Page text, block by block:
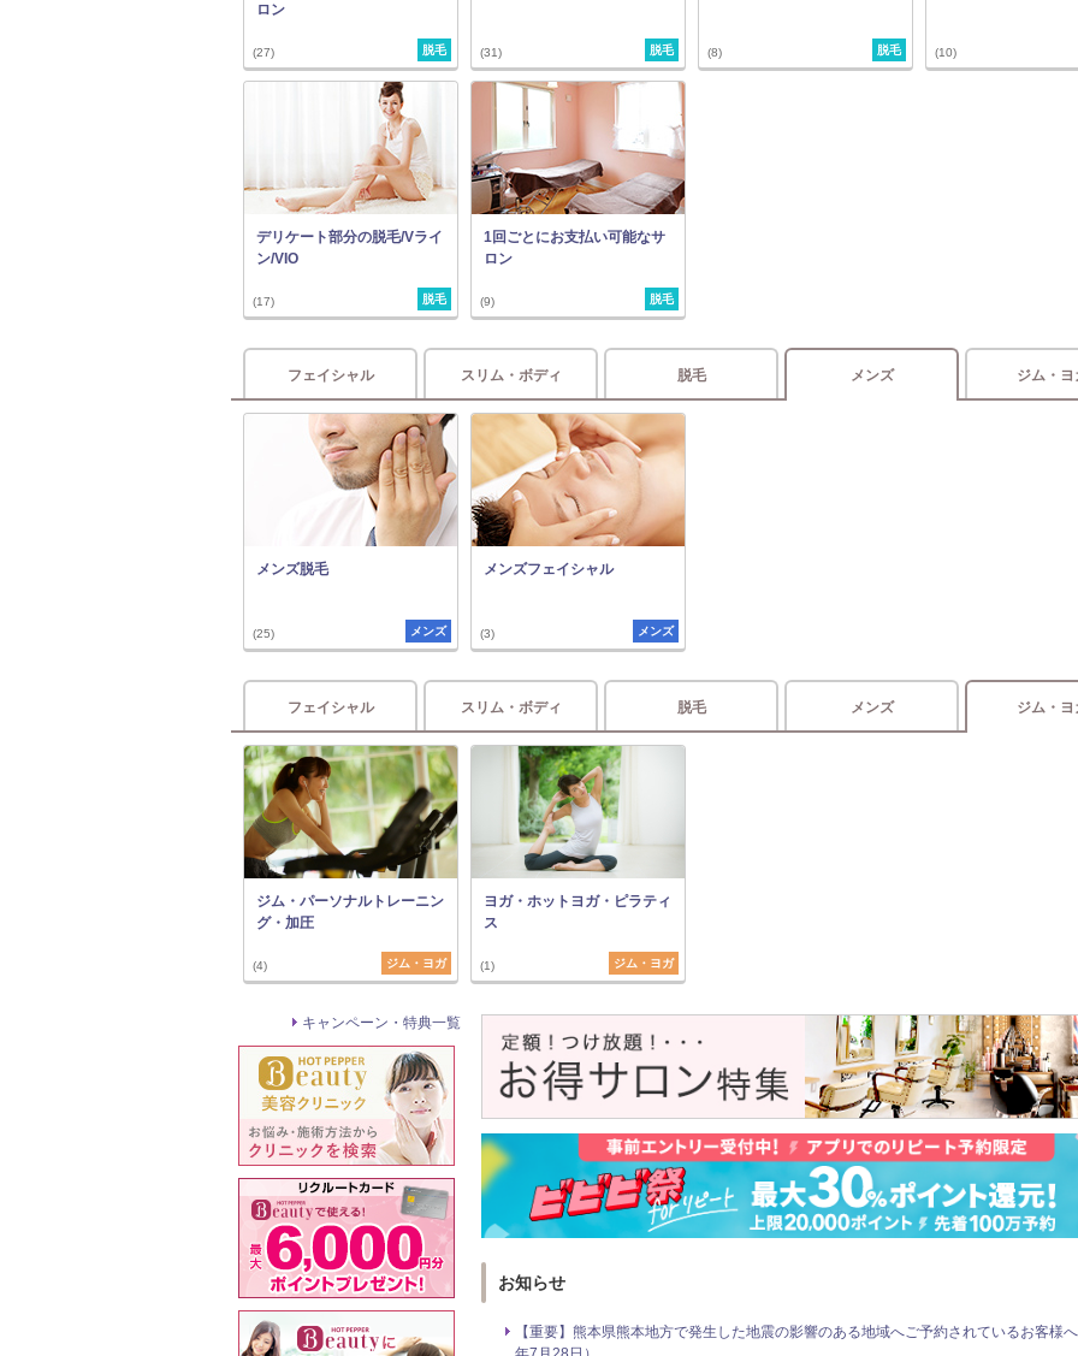
ロン
(27) 脱毛 (31) 脱毛 (8) 脱毛 (10)
デリケート部分の脱毛/Vライ
ン/VIO
(17) 脱毛
1回ごとにお支払い可能なサ
ロン
(9) 脱毛
フェイシャル スリム・ボディ 脱毛 メンズ ジム・ヨ
メンズ脱毛
(25) メンズ
メンズフェイシャル
(3) メンズ
フェイシャル スリム・ボディ 脱毛 メンズ ジム・ヨ
ジム・パーソナルトレーニン
グ・加圧
(4) ジム・ヨガ
ヨガ・ホットヨガ・ピラティ
ス
(1) ジム・ヨガ
お知らせ
【重要】熊本県熊本地方で発生した地震の影響のある地域へご予約されているお客様
キャンペーン・特典一覧